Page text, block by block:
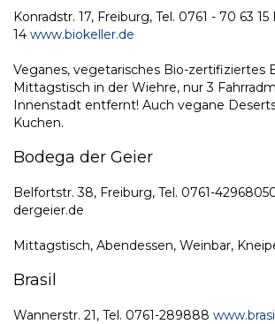
Konradstr. 17, Freiburg, Tel. 0761 - 70 63 15
14 www.biokeller.de
Veganes, vegetarisches Bio-zertifiziertes
Mittagstisch in der Wiehre, nur 3
Innenstadt entfernt! Auch vegane
Kuchen.
Bodega der Geier
Belfortstr. 38, Freiburg, Tel. 0761-
dergeier.de
Mittagstisch, Abendessen, Weinbar,
Brasil
Wannerstr. 21, Tel. 0761-289888